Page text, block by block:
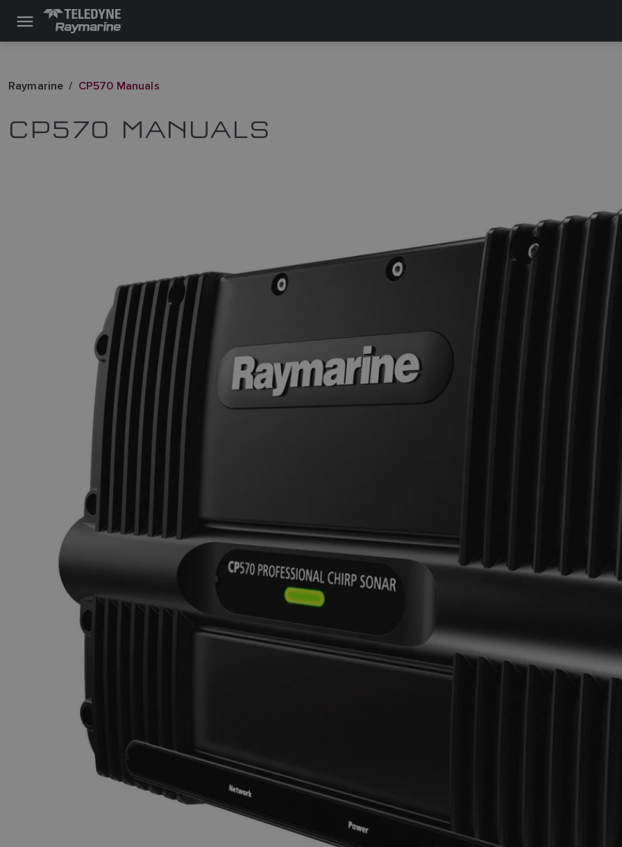
Raymarine CP570 Manuals
CP570 MANUALS